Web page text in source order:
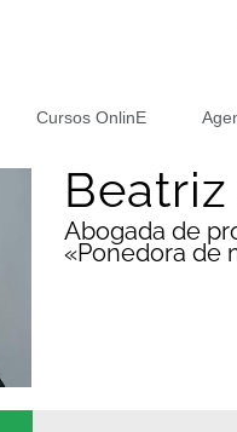
Cursos OnlinE
Abogada de
«Ponedora de